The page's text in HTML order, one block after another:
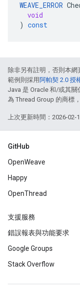
WEAVE_ERROR
void
) const
除非另有註明，否則本網
範例則採用 阿帕契 2.0 授
Java 是 Oracle 和/或其
為 Thread Group 的商標
上次更新時間：2026-02-
GitHub
OpenWeave
Happy
OpenThread
支援服務
錯誤報表與功能要求
Google Groups
Stack Overflow